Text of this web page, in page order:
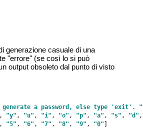
generazione casuale di una
"errore" (se così lo si può
output obsoleto dal punto di visto
generate a password, else type 'exit'. "
, "y" , "u" , "i" , "o" , "p" , "a" , "s" , "d" ,
, "5" , "6" , "7" , "8" , "9" , "0"